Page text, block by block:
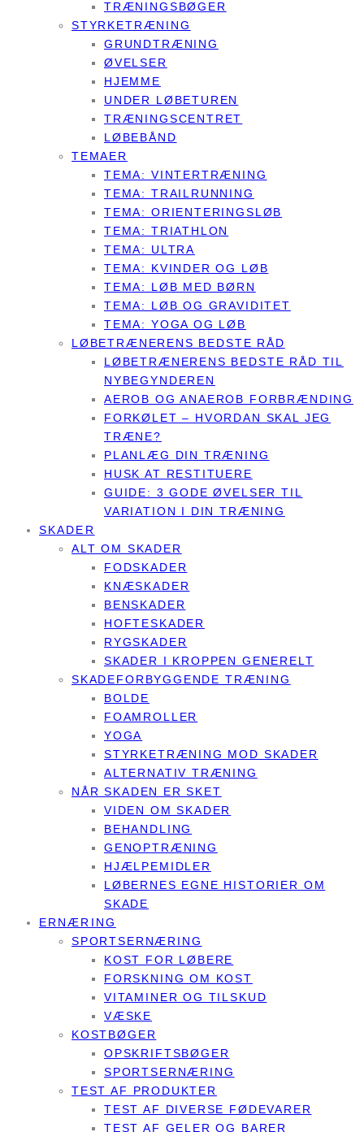
TRÆNINGSBØGER
STYRKETRÆNING
GRUNDTRÆNING
ØVELSER
HJEMME
UNDER LØBETUREN
TRÆNINGSCENTRET
LØBEBÅND
TEMAER
TEMA: VINTERTRÆNING
TEMA: TRAILRUNNING
TEMA: ORIENTERINGSLØB
TEMA: TRIATHLON
TEMA: ULTRA
TEMA: KVINDER OG LØB
TEMA: LØB MED BØRN
TEMA: LØB OG GRAVIDITET
TEMA: YOGA OG LØB
LØBETRÆNERENS BEDSTE RÅD
LØBETRÆNERENS BEDSTE RÅD TIL
NYBEGYNDEREN
AEROB OG ANAEROB FORBRÆNDING
FORKØLET – HVORDAN SKAL JEG
TRÆNE?
PLANLÆG DIN TRÆNING
HUSK AT RESTITUERE
GUIDE: 3 GODE ØVELSER TIL
VARIATION I DIN TRÆNING
SKADER
ALT OM SKADER
FODSKADER
KNÆSKADER
BENSKADER
HOFTESKADER
RYGSKADER
SKADER I KROPPEN GENERELT
SKADEFORBYGGENDE TRÆNING
BOLDE
FOAMROLLER
YOGA
STYRKETRÆNING MOD SKADER
ALTERNATIV TRÆNING
NÅR SKADEN ER SKET
VIDEN OM SKADER
BEHANDLING
GENOPTRÆNING
HJÆLPEMIDLER
LØBERNES EGNE HISTORIER OM
SKADE
ERNÆRING
SPORTSERNÆRING
KOST FOR LØBERE
FORSKNING OM KOST
VITAMINER OG TILSKUD
VÆSKE
KOSTBØGER
OPSKRIFTSBØGER
SPORTSERNÆRING
TEST AF PRODUKTER
TEST AF DIVERSE FØDEVARER
TEST AF GELER OG BARER